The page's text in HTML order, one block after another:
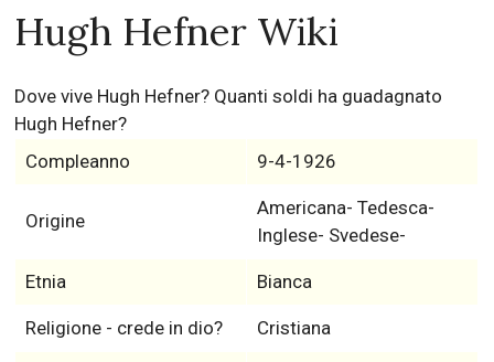
Hugh Hefner Wiki
Dove vive Hugh Hefner? Quanti soldi ha guadagnato
Hugh Hefner?
Compleanno
9-4-1926
Origine
Americana- Tedesca-
Inglese- Svedese-
Etnia Bianca
Religione - crede in dio? Cristiana